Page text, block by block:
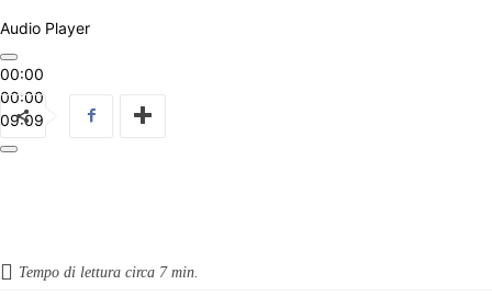
Audio Player
00:00
00:00
09:09
Tempo di lettura circa 7min.